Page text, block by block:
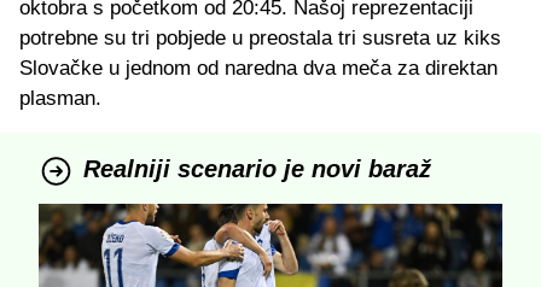
oktobra s početkom od 20:45. Našoj reprezentaciji
potrebne su tri pobjede u preostala tri susreta uz kiks
Slovačke u jednom od naredna dva meča za direktan
plasman.
Realniji scenario je novi baraž